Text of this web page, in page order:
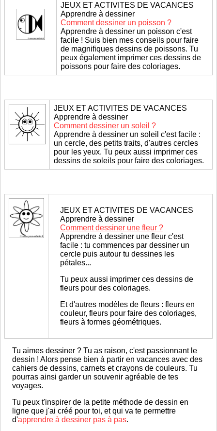
JEUX ET ACTIVITES DE VACANCES
Apprendre à dessiner
Comment dessiner un poisson ?
Apprendre à dessiner un poisson c'est
facile ! Suis bien mes conseils pour faire
de magnifiques dessins de poissons. Tu
peux également imprimer ces dessins de
poissons pour faire des coloriages.
JEUX ET ACTIVITES DE VACANCES
Apprendre à dessiner
Comment dessiner un soleil ?
Apprendre à dessiner un soleil c'est facile :
un cercle, des petits traits, d'autres cercles
pour les yeux. Tu peux aussi imprimer ces
dessins de soleils pour faire des coloriages.
JEUX ET ACTIVITES DE VACANCES
Apprendre à dessiner
Comment dessiner une fleur ?
Apprendre à dessiner une fleur c'est
facile : tu commences par dessiner un
cercle puis autour tu dessines les
pétales...
Tu peux aussi imprimer ces dessins de
fleurs pour des coloriages.
Et d'autres modèles de fleurs : fleurs en
couleur, fleurs pour faire des coloriages,
fleurs à formes géométriques.
Tu aimes dessiner ? Tu as raison, c'est passionnant le
dessin ! Alors pense bien à partir en vacances avec des
cahiers de dessins, carnets et crayons de couleurs. Tu
pourras ainsi garder un souvenir agréable de tes
voyages.
Tu peux t'inspirer de la petite méthode de dessin en
ligne que j'ai créé pour toi, et qui va te permettre
d'apprendre à dessiner pas à pas.